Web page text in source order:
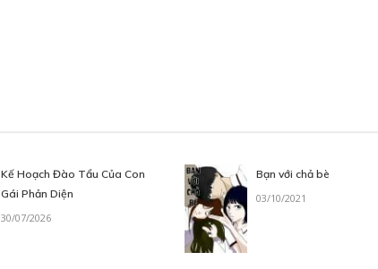
Kế Hoạch Đào Tẩu Của Con
Gái Phản Diện
30/07/2026
Bạn với chả bè
03/10/2021